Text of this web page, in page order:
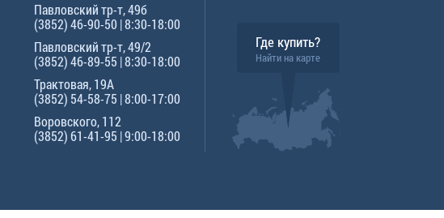
Павловский тр-т, 49б
(3852) 46-90-50 | 8:30-18:00
Павловский тр-т, 49/2
(3852) 46-89-55 | 8:30-18:00
Трактовая, 19А
(3852) 54-58-75 | 8:00-17:00
Воровского, 112
(3852) 61-41-95 | 9:00-18:00
Где купить?
Найти на карте